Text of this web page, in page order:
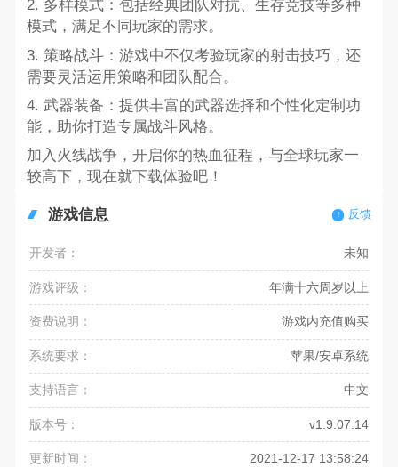
2. 多样模式：包括经典团队对抗、生存竞技等多种
模式，满足不同玩家的需求。
3. 策略战斗：游戏中不仅考验玩家的射击技巧，还
需要灵活运用策略和团队配合。
4. 武器装备：提供丰富的武器选择和个性化定制功
能，助你打造专属战斗风格。
加入火线战争，开启你的热血征程，与全球玩家一
较高下，现在就下载体验吧！
游戏信息 反馈
开发者： 未知
游戏评级： 年满十六周岁以上
资费说明： 游戏内充值购买
系统要求： 苹果/安卓系统
支持语言： 中文
版本号： v1.9.07.14
更新时间： 2021-12-17 13:58:24